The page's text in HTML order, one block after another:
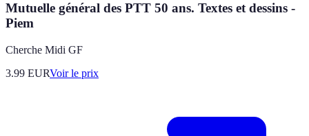
Mutuelle général des PTT 50 ans. Textes et dessins -
Piem
Cherche Midi GF
3.99 EURVoir le prix